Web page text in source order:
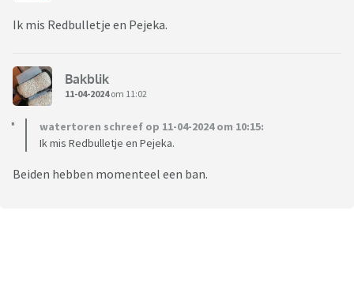
Ik mis Redbulletje en Pejeka.
Bakblik
11-04-2024om 11:02
watertoren schreef op 11-04-2024 om 10:15:
Ik mis Redbulletje en Pejeka.
Beiden hebben momenteel een ban.